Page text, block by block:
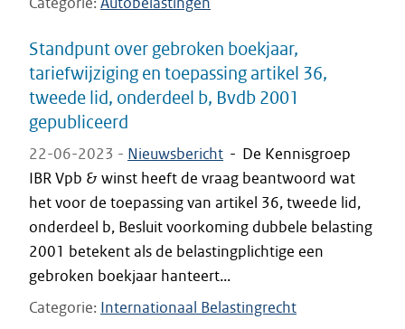
Standpunt over gebroken boekjaar,
tariefwijziging en toepassing artikel 36,
tweede lid, onderdeel b, Bvdb 2001
gepubliceerd
22-06-2023 - Nieuwsbericht - De Kennisgroep
IBR Vpb & winst heeft de vraag beantwoord wat
het voor de toepassing van artikel 36, tweede lid,
onderdeel b, Besluit voorkoming dubbele belasting
2001 betekent als de belastingplichtige een
gebroken boekjaar hanteert...
Categorie Internationaal Belastingrecht